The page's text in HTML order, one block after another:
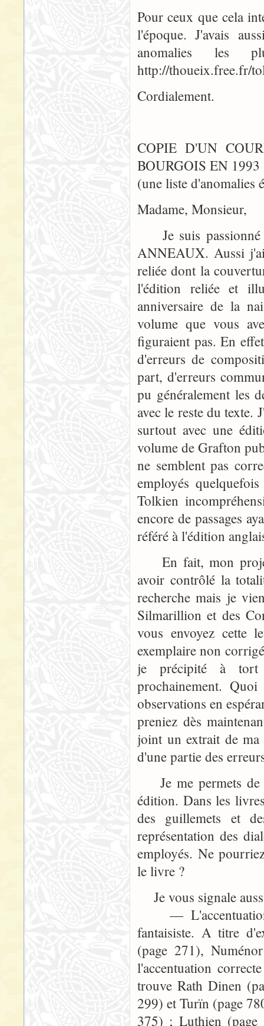
Pour ceux que cela
l'époque. J'avais
anomalies les
http://thoueix.free.fr/
Cordialement.
COPIE D'UN
BOURGOIS EN
(une liste d'anomalies
Madame, Monsieur,
Je suis passionné
ANNEAUX. Aussi
reliée dont la
l'édition reliée et
anniversaire de la
volume que vous
figuraient pas. En
d'erreurs de
part, d'erreurs
pu généralement les
avec le reste du texte.
surtout avec une
volume de Grafton
ne semblent pas
employés
Tolkien
encore de passages
référé à l'édition
En fait, mon projet
avoir contrôlé la
recherche mais je
Silmarillion et des
vous envoyez cette
exemplaire non
je précipité à tort
prochainement.
observations en
preniez dès
joint un extrait de ma
d'une partie des
Je me permets de
édition. Dans les
des guillemets et
représentation des
employés. Ne
le livre ?
Je vous signale
— L'accentuation
fantaisiste. A titre
(page 271),
l'accentuation
trouve Rath Dinen
299) et Turïn (page
375) ; Luthien